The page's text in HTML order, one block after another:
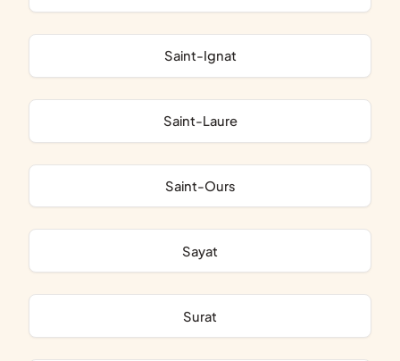
Saint-Ignat
Saint-Laure
Saint-Ours
Sayat
Surat